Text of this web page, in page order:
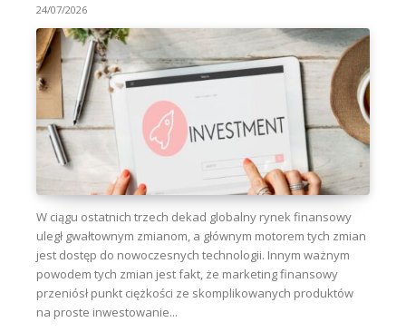
24/07/2026
W ciągu ostatnich trzech dekad globalny rynek finansowy
uległ gwałtownym zmianom, a głównym motorem tych zmian
jest dostęp do nowoczesnych technologii. Innym ważnym
powodem tych zmian jest fakt, że marketing finansowy
przeniósł punkt ciężkości ze skomplikowanych produktów
na proste inwestowanie...